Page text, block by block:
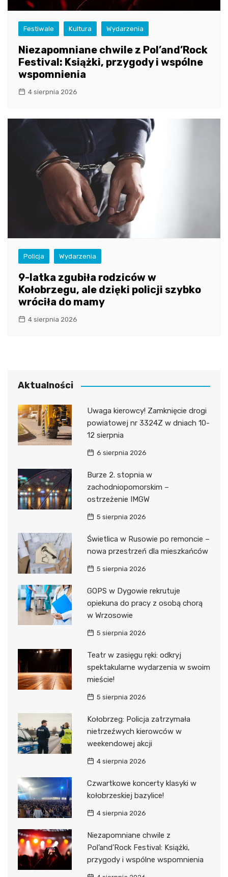
Festiwale Kultura Wydarzenia
Niezapomniane chwile z Pol’and’Rock
Festival: Książki, przygody i wspólne
wspomnienia
4 sierpnia 2026
Policja Wydarzenia
9-latka zgubiła rodziców w
Kołobrzegu, ale dzięki policji szybko
wróciła do mamy
4 sierpnia 2026
Aktualności
Uwaga kierowcy! Zamknięcie drogi
powiatowej nr 3324Z w dniach 10-
12 sierpnia
6 sierpnia 2026
Burze 2. stopnia w
zachodniopomorskim –
ostrzeżenie IMGW
5 sierpnia 2026
Świetlica w Rusowie po remoncie –
nowa przestrzeń dla mieszkańców
5 sierpnia 2026
GOPS w Dygowie rekrutuje
opiekuna do pracy z osobą chorą
w Wrzosowie
5 sierpnia 2026
Teatr w zasięgu ręki: odkryj
spektakularne wydarzenia w swoim
mieście!
5 sierpnia 2026
Kołobrzeg: Policja zatrzymała
nietrzeźwych kierowców w
weekendowej akcji
4 sierpnia 2026
Czwartkowe koncerty klasyki w
kołobrzeskiej bazylice!
4 sierpnia 2026
Niezapomniane chwile z
Pol’and’Rock Festival: Książki,
przygody i wspólne wspomnienia